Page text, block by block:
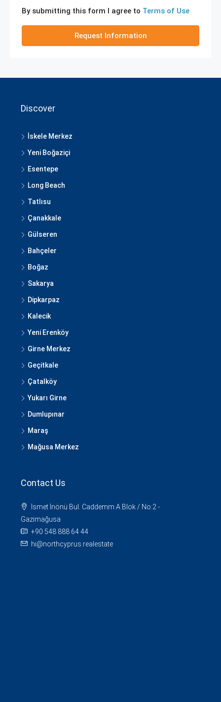
By submitting this form I agree to Terms of Use
Request Information
Discover
İskele Merkez
Yeni Boğaziçi
Esentepe
Long Beach
Tatlısu
Çanakkale
Gülseren
Bahçeler
Boğaz
Sakarya
Dipkarpaz
Kalecik
Yeni Erenköy
Girne Merkez
Geçitkale
Çatalköy
Yukarı Girne
Dumlupınar
Maraş
Mağusa Merkez
Contact Us
İsmet İnönü Bul. Caddemm A Blok / No:2 -
Gazimağusa
+90 548 888 64 44
hi@northcyprus.realestate